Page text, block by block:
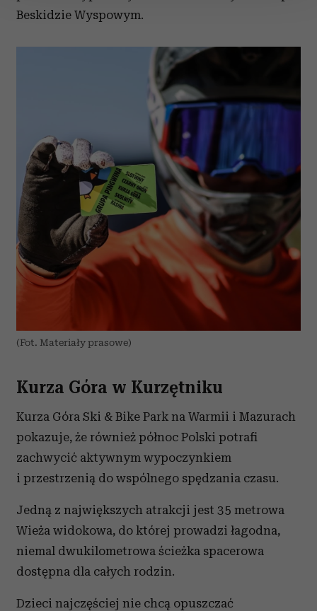
i reklam, aby oferować funkcje społecznościowe i
analizować ruch w naszej witrynie. Informacje o tym, jak
korzystasz z naszej witryny, udostępniamy partnerom
społecznościowym, reklamowym i analitycznym.
Partnerzy mogą połączyć te informacje z innymi danymi
otrzymanymi od Ciebie lub uzyskanymi podczas
korzystania z ich usług.
Beskidzie Wyspowym.
(Fot. Materiały prasowe)
Kurza Góra w Kurzętniku
Kurza Góra Ski & Bike Park na Warmii i Mazurach
pokazuje, że również północ Polski potrafi
zachwycić aktywnym wypoczynkiem
i przestrzenią do wspólnego spędzania czasu.
Jedną z największych atrakcji jest 35 metrowa
Wieża widokowa, do której prowadzi łagodna,
niemal dwukilometrowa ścieżka spacerowa
dostępna dla całych rodzin.
Dzieci najczęściej nie chcą opuszczać